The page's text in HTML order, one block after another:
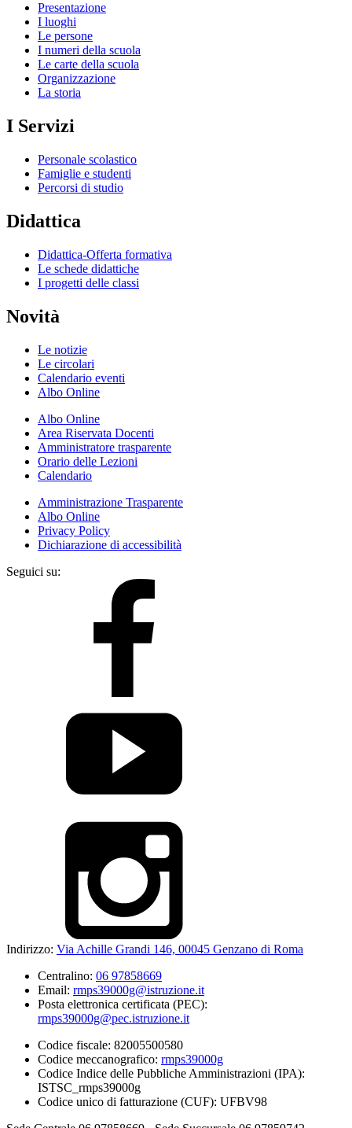
Presentazione
I luoghi
Le persone
I numeri della scuola
Le carte della scuola
Organizzazione
La storia
I Servizi
Personale scolastico
Famiglie e studenti
Percorsi di studio
Didattica
Didattica-Offerta formativa
Le schede didattiche
I progetti delle classi
Novità
Le notizie
Le circolari
Calendario eventi
Albo Online
Albo Online
Area Riservata Docenti
Amministratore trasparente
Orario delle Lezioni
Calendario
Amministrazione Trasparente
Albo Online
Privacy Policy
Dichiarazione di accessibilità
Seguici su:
Indirizzo: Via Achille Grandi 146, 00045 Genzano di Roma
Centralino: 06 97858669
Email: rmps39000g@istruzione.it
Posta elettronica certificata (PEC):
rmps39000g@pec.istruzione.it
Codice fiscale: 82005500580
Codice meccanografico: rmps39000g
Codice Indice delle Pubbliche Amministrazioni (IPA):
ISTSC_rmps39000g
Codice unico di fatturazione (CUF): UFBV98